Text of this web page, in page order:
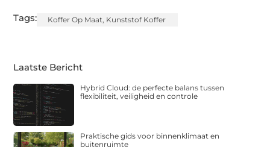
Tags: Koffer Op Maat Kunststof Koffer
Laatste Bericht
Hybrid Cloud: de perfecte balans tussen
flexibiliteit, veiligheid en controle
Praktische gids voor binnenklimaat en
buitenruimte